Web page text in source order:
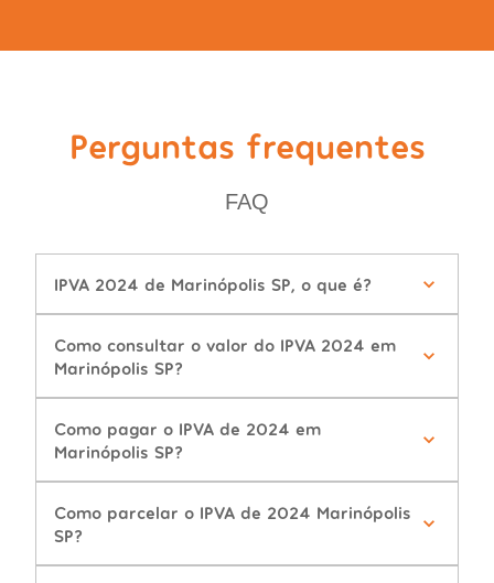
Perguntas frequentes
FAQ
IPVA 2024 de Marinópolis SP, o que é?
Como consultar o valor do IPVA 2024 em
Marinópolis SP?
Como pagar o IPVA de 2024 em
Marinópolis SP?
Como parcelar o IPVA de 2024 Marinópolis
SP?